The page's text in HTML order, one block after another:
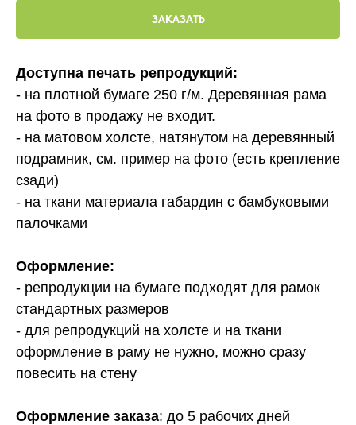
ЗАКАЗАТЬ
Доступна печать репродукций:
- на плотной бумаге 250 г/м. Деревянная рама
на фото в продажу не входит.
- на матовом холсте, натянутом на деревянный
подрамник, см. пример на фото (есть крепление
сзади)
- на ткани материала габардин с бамбуковыми
палочками
Оформление:
- репродукции на бумаге подходят для рамок
стандартных размеров
- для репродукций на холсте и на ткани
оформление в раму не нужно, можно сразу
повесить на стену
Оформление заказа: до 5 рабочих дней